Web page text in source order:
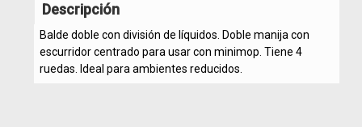
Descripción
Balde doble con división de líquidos. Doble manija con
escurridor centrado para usar con minimop. Tiene 4
ruedas. Ideal para ambientes reducidos.